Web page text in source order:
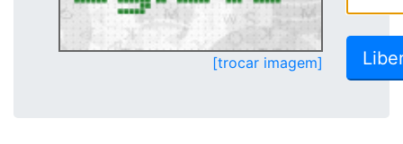
[trocar imagem]